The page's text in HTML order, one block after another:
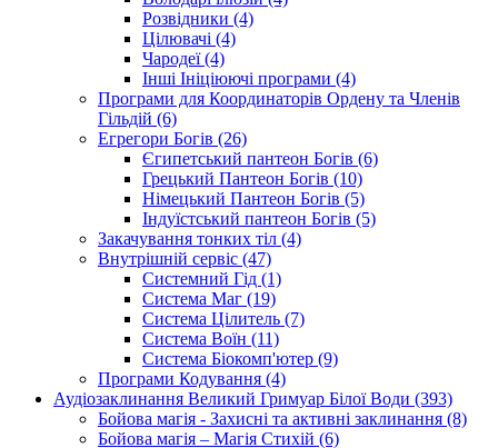
Розвідники (4)
Цілювачі (4)
Чародеї (4)
Інші Ініціюючі програми (4)
Програми для Координаторів Ордену та Членів
Гільдій (6)
Егрегори Богів (26)
Єгипетський пантеон Богів (6)
Грецький Пантеон Богів (10)
Німецький Пантеон Богів (5)
Індуїстський пантеон Богів (5)
Закачування тонких тіл (4)
Внутрішній сервіс (47)
Системний Гід (1)
Система Маг (19)
Система Цілитель (7)
Система Воїн (11)
Система Біокомп'ютер (9)
Програми Кодування (4)
Аудіозаклинання Великий Гримуар Білої Води (393)
Бойова магія - Захисні та активні заклинання (8)
Бойова магія – Магія Стихій (6)